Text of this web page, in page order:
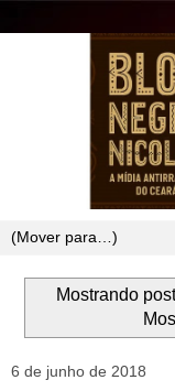
Mostrando
6 de junho de 2018